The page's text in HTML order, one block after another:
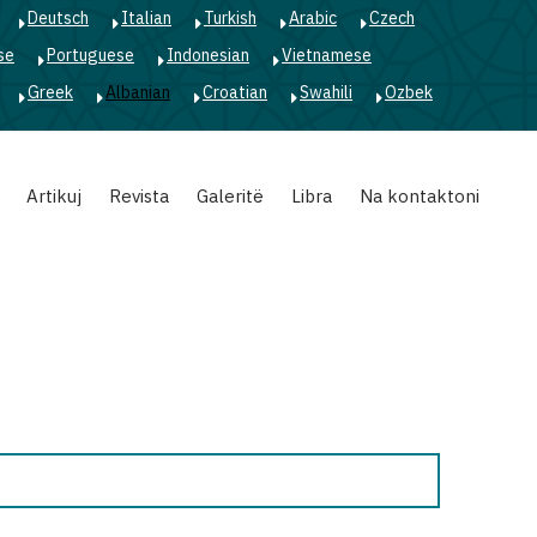
Deutsch Italian Turkish Arabic
Czech
Portuguese Indonesian
Vietnamese
Greek Albanian Croatian Swahili Ozbek
Artikuj Revista Galeritë Libra Na kontaktoni